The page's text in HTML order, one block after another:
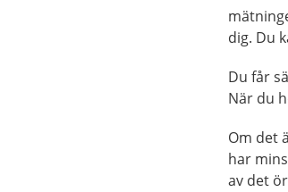
dig. Du
Du får
När du
Om det
har
av det